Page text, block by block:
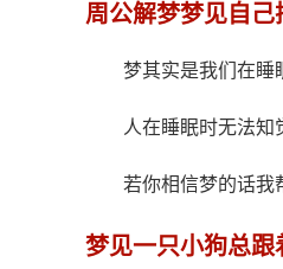
周公解梦梦见自己
梦其实是我们在睡
人在睡眠时无法知
若你相信梦的话我
梦见一只小狗总跟